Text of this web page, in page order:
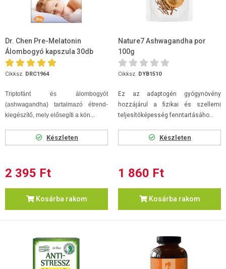
Dr. Chen Pre-Melatonin
Álombogyó kapszula 30db
Cikksz. DRC1964
Triptofánt és álombogyót
(ashwagandha) tartalmazó étrend-
kiegészítő, mely elősegíti a kön...
Készleten
2 395 Ft
Kosárba rakom
Nature7 Ashwagandha por
100g
Cikksz. DYB1510
Ez az adaptogén gyógynövény
hozzájárul a fizikai és szellemi
teljesítőképesség fenntartásáho...
Készleten
1 860 Ft
Kosárba rakom